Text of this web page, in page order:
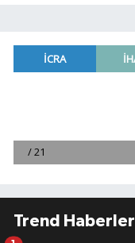
Trend Haberler